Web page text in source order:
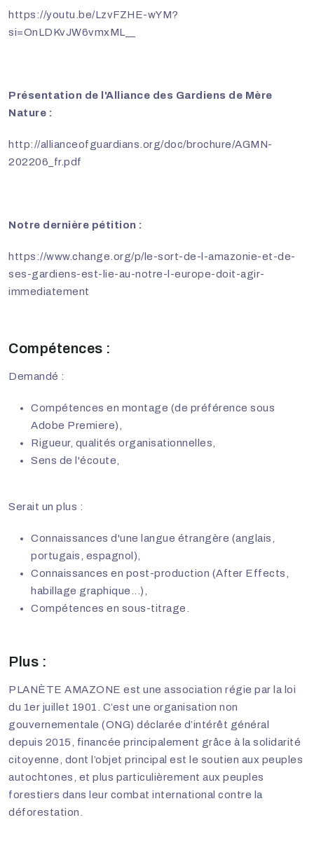
https://youtu.be/LzvFZHE-wYM?
si=OnLDKvJW6vmxML__
Présentation de l'Alliance des Gardiens de Mère
Nature :
http://allianceofguardians.org/doc/brochure/AGMN-
202206_fr.pdf
Notre dernière pétition :
https://www.change.org/p/le-sort-de-l-amazonie-et-de-
ses-gardiens-est-lie-au-notre-l-europe-doit-agir-
immediatement
Compétences :
Demandé :
Compétences en montage (de préférence sous
Adobe Premiere),
Rigueur, qualités organisationnelles,
Sens de l'écoute,
Serait un plus :
Connaissances d'une langue étrangère (anglais,
portugais, espagnol),
Connaissances en post-production (After Effects,
habillage graphique...),
Compétences en sous-titrage.
Plus :
PLANÈTE AMAZONE est une association régie par la loi
du 1er juillet 1901. C’est une organisation non
gouvernementale (ONG) déclarée d’intérêt général
depuis 2015, financée principalement grâce à la solidarité
citoyenne, dont l’objet principal est le soutien aux peuples
autochtones, et plus particulièrement aux peuples
forestiers dans leur combat international contre la
déforestation.